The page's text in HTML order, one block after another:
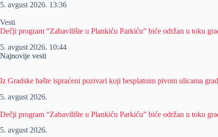
5. avgust 2026. 13:36
Vesti
Dečji program “Zabavilište u Plankiću Parkiću” biće održan u toku
5. avgust 2026. 10:44
Najnovije vesti
Iz Gradske bašte ispraćeni pozivari koji besplatnim pivom ulicama
5. avgust 2026.
Dečji program “Zabavilište u Plankiću Parkiću” biće održan u toku
5. avgust 2026.